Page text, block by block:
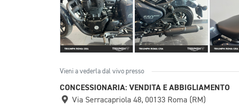
Vieni a vederla dal vivo presso
CONCESSIONARIA: VENDITA E ABBIGLIAMENTO
Via Serracapriola 48, 00133 Roma (RM)